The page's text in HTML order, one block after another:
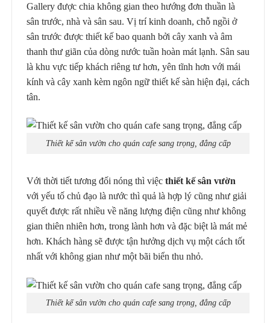
Gallery được chia không gian theo hướng đơn thuần là
sân trước, nhà và sân sau. Vị trí kinh doanh, chỗ ngồi ở
sân trước được thiết kế bao quanh bởi cây xanh và âm
thanh thư giãn của dòng nước tuần hoàn mát lạnh. Sân sau
là khu vực tiếp khách riêng tư hơn, yên tĩnh hơn với mái
kính và cây xanh kèm ngôn ngữ thiết kế sàn hiện đại, cách
tân.
Thiết kế sân vườn cho quán cafe sang trọng, đẳng cấp
Với thời tiết tương đối nóng thì việc thiết kế sân vườn
với yếu tố chủ đạo là nước thì quả là hợp lý cũng như giải
quyết được rất nhiều về năng lượng điện cũng như không
gian thiên nhiên hơn, trong lành hơn và đặc biệt là mát mẻ
hơn. Khách hàng sẽ được tận hưởng dịch vụ một cách tốt
nhất với không gian như một bãi biển thu nhỏ.
Thiết kế sân vườn cho quán cafe sang trọng, đẳng cấp